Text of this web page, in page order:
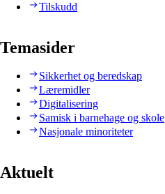
Tilskudd
Temasider
Sikkerhet og beredskap
Læremidler
Digitalisering
Samisk i barnehage og skole
Nasjonale minoriteter
Aktuelt